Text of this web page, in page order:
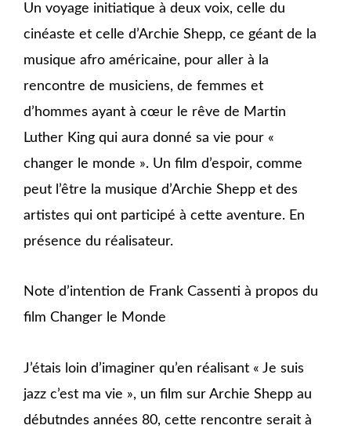
Un voyage initiatique à deux voix, celle du
cinéaste et celle d’Archie Shepp, ce géant de la
musique afro américaine, pour aller à la
rencontre de musiciens, de femmes et
d’hommes ayant à cœur le rêve de Martin
Luther King qui aura donné sa vie pour «
changer le monde ». Un film d’espoir, comme
peut l’être la musique d’Archie Shepp et des
artistes qui ont participé à cette aventure. En
présence du réalisateur.
Note d’intention de Frank Cassenti à propos du
film Changer le Monde
J’étais loin d’imaginer qu’en réalisant « Je suis
jazz c’est ma vie », un film sur Archie Shepp au
débutndes années 80, cette rencontre serait à